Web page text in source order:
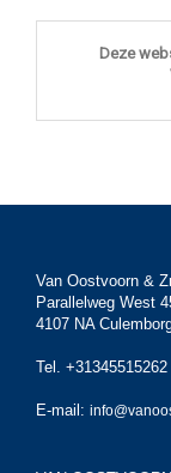
Deze
Van Oostvoorn &
Parallelweg West
4107 NA
Tel. +31345515262
E-mail: